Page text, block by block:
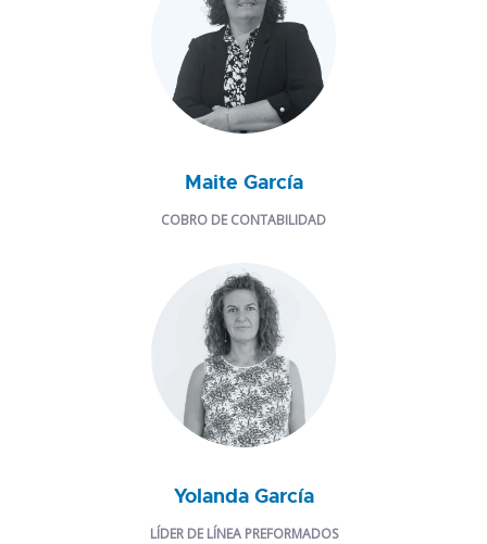
Maite García
COBRO DE CONTABILIDAD
Yolanda García
LÍDER DE LÍNEA PREFORMADOS